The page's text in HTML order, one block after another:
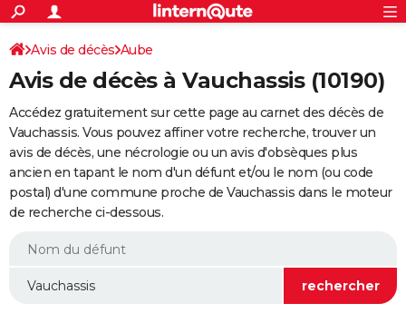
ACTUALITÉS
Politique
Société
Faits Divers
Education
Monde
Villes
+
SPORT
Coupe du monde 2026
Football
Tennis
Cyclisme
Rugby
Forum
Programme TV
TNTStreaming
Cinéma
Sorties cinéma
Musique
+
FINANCE
Retraite
Impôts
Epargne
Immobilier
Risques naturels par ville
Banque
Assurance
Crédit
AUTO
Essais
Réserver un essai
Citadines
Berlines
SUV
Forum auto
+
HIGH-TECH
BRICOLAGE
WEEK-END
Avis de décès Aube
Avis de décès à Vauchassis (10190)
Accédez gratuitement sur cette page au carnet des décès de
Vauchassis. Vous pouvez affiner votre recherche, trouver un
avis de décès, une nécrologie ou un avis d'obsèques plus
ancien en tapant le nom d'un défunt et/ou le nom (ou code
postal) d'une commune proche de Vauchassis dans le moteur
de recherche ci-dessous.